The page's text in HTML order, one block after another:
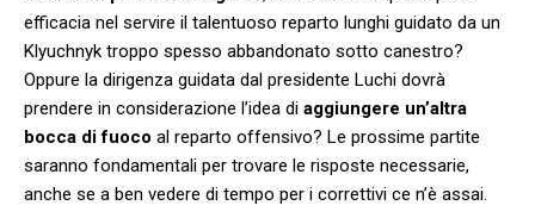
efficacia nel servire il talentuoso reparto lunghi guidato da un
Klyuchnyk troppo spesso abbandonato sotto canestro?
Oppure la dirigenza guidata dal presidente Luchi dovrà
prendere in considerazione l’idea di aggiungere un’altra
bocca di fuoco al reparto offensivo? Le prossime partite
saranno fondamentali per trovare le risposte necessarie,
anche se a ben vedere di tempo per i correttivi ce n’è assai.